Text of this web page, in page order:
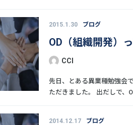
2015.1.30 ブログ
OD（組織開発）
CCI
先日、とある異業種勉強会
ただきました。 出だしで、
2014.12.17 ブログ